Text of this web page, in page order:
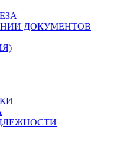
ДОКУМЕНТОВ